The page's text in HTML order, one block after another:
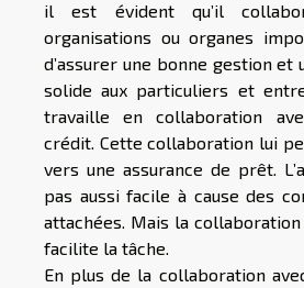
il est évident qu’il
organisations ou organes
d’assurer une bonne gestion et
solide aux particuliers et
travaille en collaboration
crédit. Cette collaboration lui
vers une assurance de prêt.
pas aussi facile à cause des
attachées. Mais la collaboration
facilite la tâche.
En plus de la collaboration